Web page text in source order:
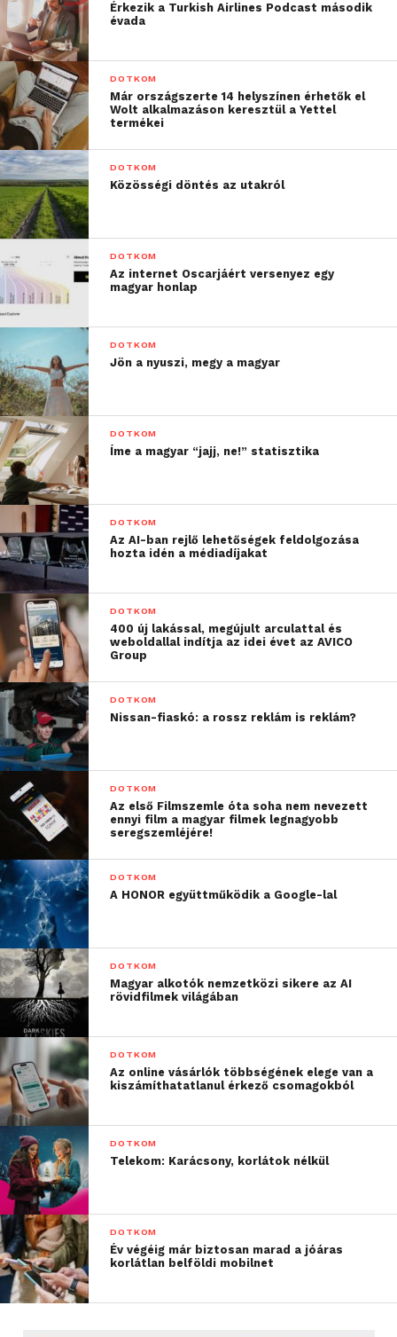
Érkezik a Turkish Airlines Podcast második
évada
DOTKOM
Már országszerte 14 helyszínen érhetők el
Wolt alkalmazáson keresztül a Yettel
termékei
DOTKOM
Közösségi döntés az utakról
DOTKOM
Az internet Oscarjáért versenyez egy
magyar honlap
DOTKOM
Jön a nyuszi, megy a magyar
DOTKOM
Íme a magyar “jajj, ne!” statisztika
DOTKOM
Az AI-ban rejlő lehetőségek feldolgozása
hozta idén a médiadíjakat
DOTKOM
400 új lakással, megújult arculattal és
weboldallal indítja az idei évet az AVICO
Group
DOTKOM
Nissan-fiaskó: a rossz reklám is reklám?
DOTKOM
Az első Filmszemle óta soha nem nevezett
ennyi film a magyar filmek legnagyobb
seregszemléjére!
DOTKOM
A HONOR együttműködik a Google-lal
DOTKOM
Magyar alkotók nemzetközi sikere az AI
rövidfilmek világában
DOTKOM
Az online vásárlók többségének elege van a
kiszámíthatatlanul érkező csomagokból
DOTKOM
Telekom: Karácsony, korlátok nélkül
DOTKOM
Év végéig már biztosan marad a jóáras
korlátlan belföldi mobilnet